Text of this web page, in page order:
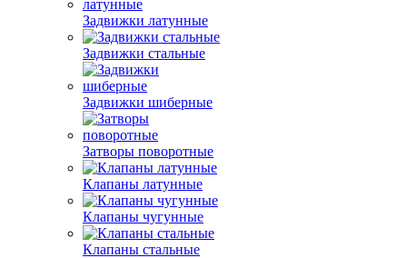
Задвижки латунные
Задвижки стальные
Задвижки шиберные
Затворы поворотные
Клапаны латунные
Клапаны чугунные
Клапаны стальные